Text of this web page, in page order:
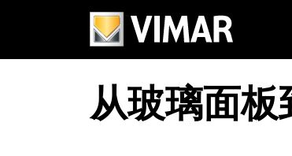
从玻璃面